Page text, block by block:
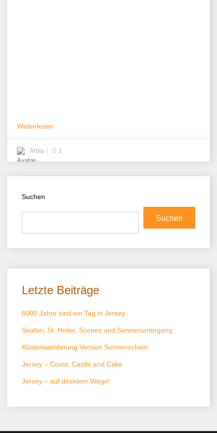
Weiterlesen
Attila 1
Suchen
Suchen
Letzte Beiträge
6000 Jahre sind ein Tag in Jersey
Seafari, St. Helier, Scones und Sonnenuntergang
Küstenwanderung Version Sonnenschein
Jersey – Coast, Castle and Cake
Jersey – auf direktem Wege!